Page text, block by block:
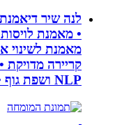
לנה שיר דיאמנת
• מאמנת לויסות
מאמנת לשינוי אישי
קריירה מדויקת •